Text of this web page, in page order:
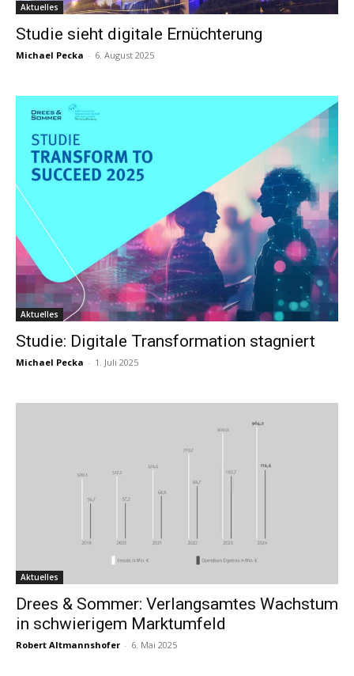
Aktuelles
Studie sieht digitale Ernüchterung
Michael Pecka - 6. August 2025
Aktuelles
Studie: Digitale Transformation stagniert
Michael Pecka - 1. Juli 2025
Aktuelles
Drees & Sommer: Verlangsamtes Wachstum
in schwierigem Marktumfeld
Robert Altmannshofer - 6. Mai 2025